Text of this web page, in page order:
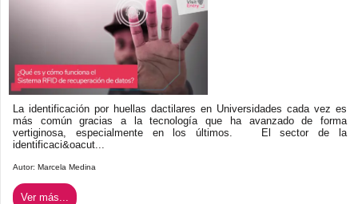
La identificación por huellas dactilares en Universidades cada vez es
más común gracias a la tecnología que ha avanzado de forma
vertiginosa, especialmente en los últimos. El sector de la
identificaci&oacut...
Autor: Marcela Medina
Ver más...